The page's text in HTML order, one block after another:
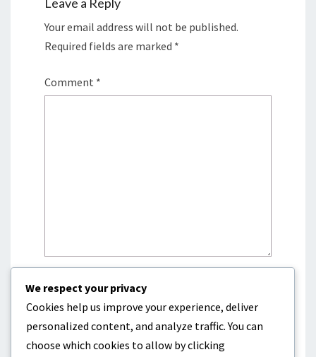
Your email address will not be published.
Required fields are marked *
Comment *
Name*
We respect your privacy
Cookies help us improve your experience, deliver
personalized content, and analyze traffic. You can
choose which cookies to allow by clicking